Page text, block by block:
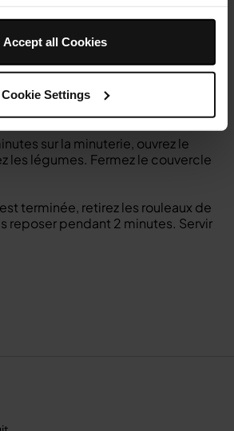
Accept all Cookies
Cookie Settings
pour que tous les morceaux de
a émis un signal sonore pour
placez délicatement les
la plaque du gril et fermez le
la cuisson.
sur la minuterie, ouvrez le
les légumes. Fermez le couvercle
terminée, retirez les rouleaux de
reposer pendant 2 minutes. Servir